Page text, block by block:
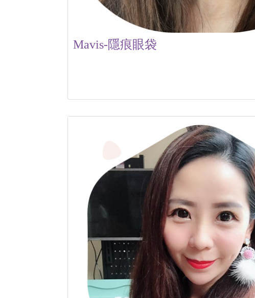
Mavis-隱痕眼袋